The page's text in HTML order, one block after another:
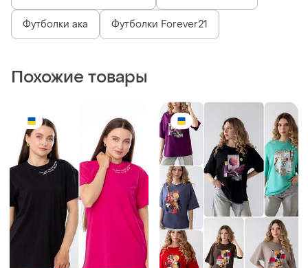
Футболки ака Футболки Forever21
Похожие товары